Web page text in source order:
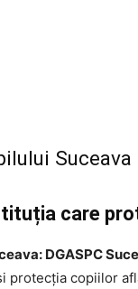
Suceava
care
DGASPC
protecția copiilor